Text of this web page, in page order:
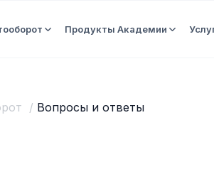
Продукты Академии
Вопросы и ответы